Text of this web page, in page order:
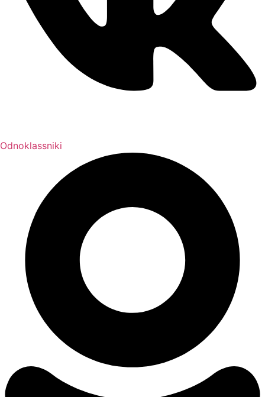
Odnoklassniki